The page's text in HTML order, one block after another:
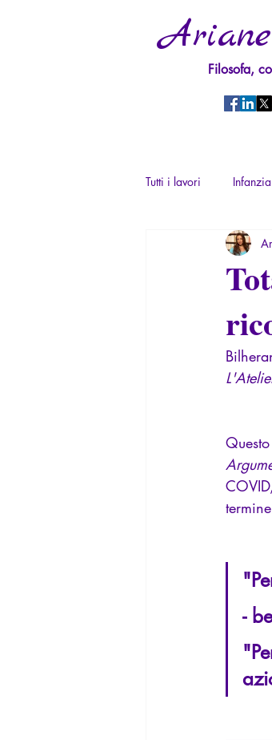
Filosofa,
Tutti i lavori Infanzia
Psicopatologia del
Psicopatologia del
-